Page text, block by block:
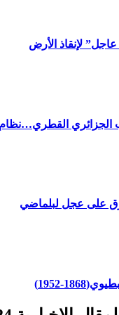
لإنقاذ الأرض
الجزائري
على عجل لبلماضي
1952)